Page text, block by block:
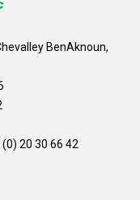
BenAknoun,
20 30 66 42